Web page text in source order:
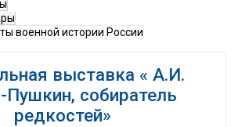
военной истории России
выставка « А.И.
Пушкин, собиратель
редкостей»